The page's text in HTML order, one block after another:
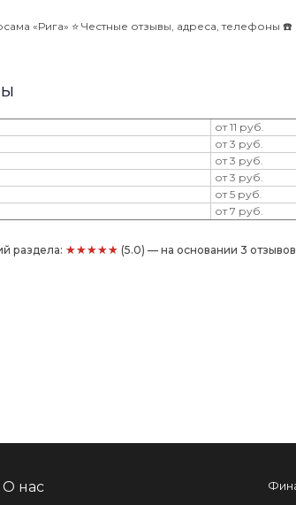
«Рига» ⭐️ Честные отзывы, адреса, телефоны
от 11 руб.
от 3 руб.
от 3 руб.
от 3 руб.
от 5 руб.
от 7 руб.
раздела: ★★★★★ (5.0) — на основании 3 отзывов
О нас